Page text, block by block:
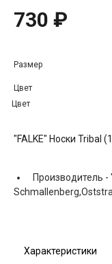
730 ₽
Размер
Цвет
Цвет
"FALKE" Носки Tribal
Производитель -
Характеристики